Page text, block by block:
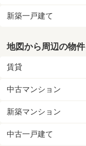
新築一戸建て
地図から周辺の物
賃貸
中古マンション
新築マンション
中古一戸建て